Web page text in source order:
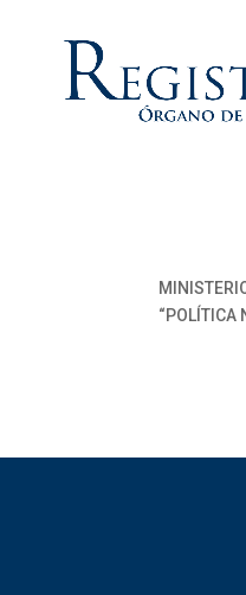
“POLÍTICA